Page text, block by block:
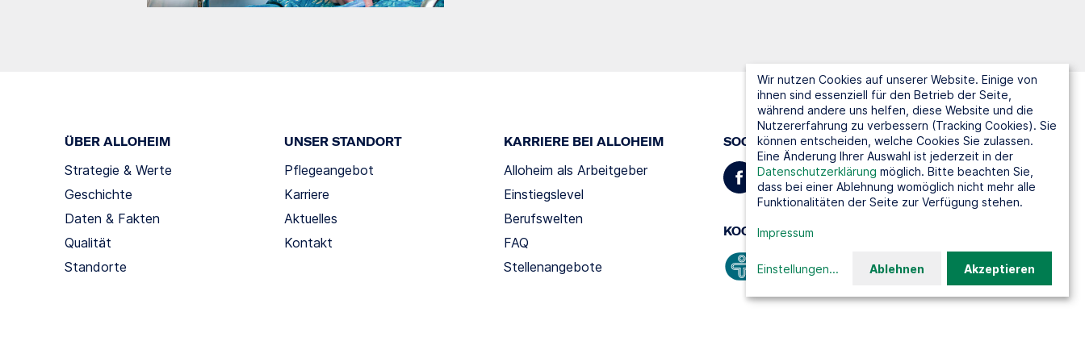
ÜBER ALLOHEIM
Strategie & Werte
Geschichte
Daten & Fakten
Qualität
Standorte
UNSER STANDORT
Pflegeangebot
Karriere
Aktuelles
Kontakt
KARRIERE BEI ALLOHEIM
Alloheim als Arbeitgeber
Einstiegslevel
Berufswelten
FAQ
Stellenangebote
SOCIAL MEDIA
KOOPERATIONSPARTNER
Wir nutzen Cookies auf unserer Website. Einige von
ihnen sind essenziell für den Betrieb der Seite,
während andere uns helfen, diese Website und die
Nutzererfahrung zu verbessern (Tracking Cookies). Sie
können entscheiden, welche Cookies Sie zulassen.
Eine Änderung Ihrer Auswahl ist jederzeit in der
Datenschutzerklärung möglich. Bitte beachten Sie,
dass bei einer Ablehnung womöglich nicht mehr alle
Funktionalitäten der Seite zur Verfügung stehen.
Impressum
Einstellungen... Ablehnen Akzeptieren